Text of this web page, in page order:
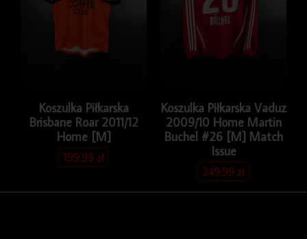
Koszulka Piłkarska
Brisbane Roar 2011/12
Home [M]
199.99zł
Koszulka Piłkarska Vaduz
2009/10 Home Martin
Buchel #26 [M] Match
Issue
249.99zł